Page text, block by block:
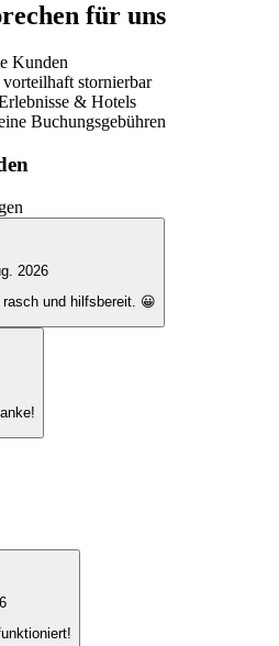
für uns
Kunden
stornierbar
& Hotels
Buchungsgebühren
2026
und hilfsbereit. 😀